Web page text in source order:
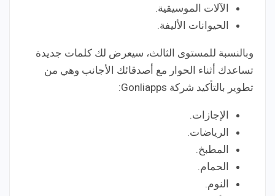
الآلات الموسيقية.
الحيوانات الأليفة.
وبالنسبة للمستوى الثالث، سيعرض لك كلمات جديدة
تساعدك أثناء الحوار مع أصدقائك الأجانب وهي من
تطوير بالتأكيد شركة Gonliapps:
الإجازات.
الرياضات.
المطبخ.
الحمام.
النوم.